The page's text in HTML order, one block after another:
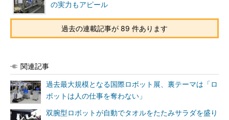
の実力もアピール
過去の連載記事が 89 件あります
関連記事
過去最大規模となる国際ロボット展、裏テーマは「ロ
ボットは人の仕事を奪わない」
双腕型ロボットが自動でタオルをたたみサラダを盛り